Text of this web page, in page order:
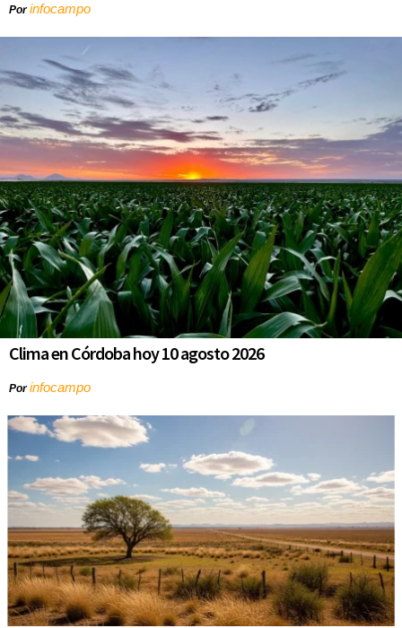
Porinfocampo
Clima en Córdoba hoy 10 agosto 2026
Porinfocampo